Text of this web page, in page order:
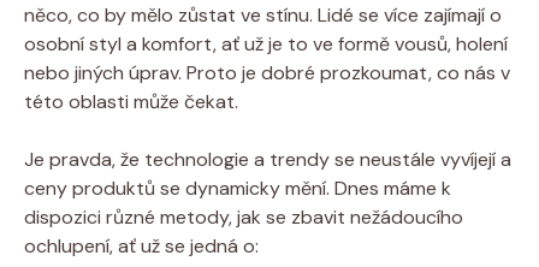
něco, co by mělo zůstat ve stínu. Lidé se více zajímají o
osobní styl a komfort, ať už je to ve formě vousů, holení
nebo jiných úprav. Proto je dobré prozkoumat, co nás v
této oblasti může čekat.
Je pravda, že technologie a trendy se neustále vyvíjejí a
ceny produktů se dynamicky mění. Dnes máme k
dispozici různé metody, jak se zbavit nežádoucího
ochlupení, ať už se jedná o: